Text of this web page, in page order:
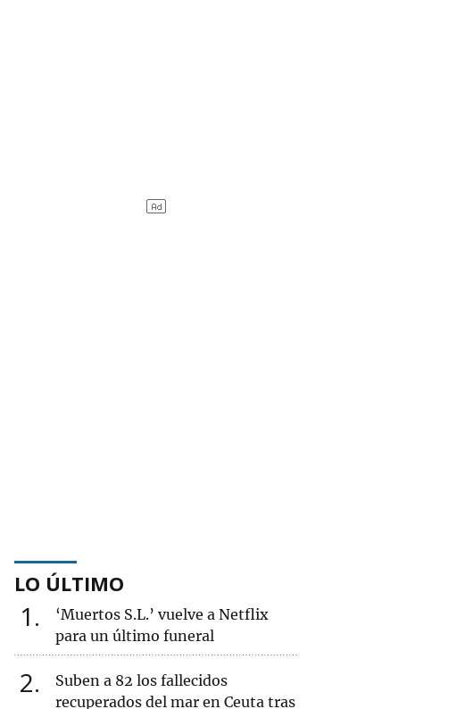
LO ÚLTIMO
1
‘Muertos S.L.’ vuelve a Netflix
para un último funeral
2
Suben a 82 los fallecidos
recuperados del mar en Ceuta tras